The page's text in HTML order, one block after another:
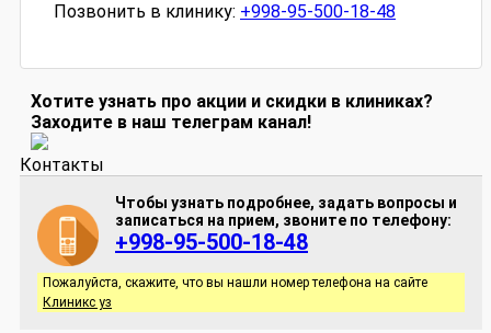
Позвонить в клинику: +998-95-500-18-48
Хотите узнать про акции и скидки в клиниках?
Заходите в наш телеграм канал!
Контакты
Чтобы узнать подробнее, задать вопросы и
записаться на прием, звоните по телефону:
+998-95-500-18-48
Пожалуйста, скажите, что вы нашли номер телефона на сайте
Клиникс уз